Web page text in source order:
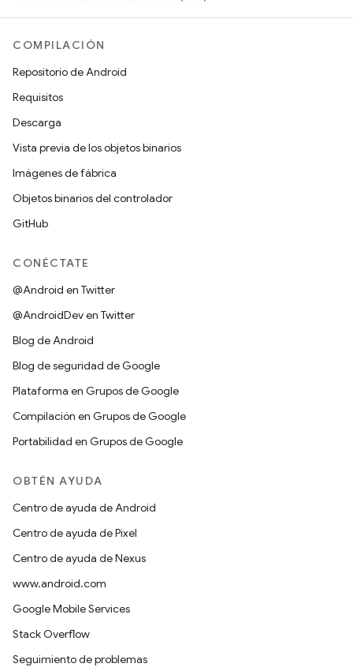
COMPILACIÓN
Repositorio de Android
Requisitos
Descarga
Vista previa de los objetos binarios
Imágenes de fábrica
Objetos binarios del controlador
GitHub
CONÉCTATE
@Android en Twitter
@AndroidDev en Twitter
Blog de Android
Blog de seguridad de Google
Plataforma en Grupos de Google
Compilación en Grupos de Google
Portabilidad en Grupos de Google
OBTÉN AYUDA
Centro de ayuda de Android
Centro de ayuda de Pixel
Centro de ayuda de Nexus
www.android.com
Google Mobile Services
Stack Overflow
Seguimiento de problemas